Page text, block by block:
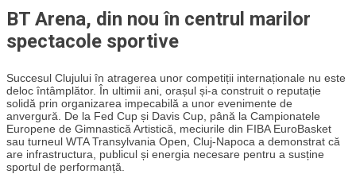
BT Arena, din nou în centrul marilor
spectacole sportive
Succesul Clujului în atragerea unor competiții internaționale nu este
deloc întâmplător. În ultimii ani, orașul și-a construit o reputație
solidă prin organizarea impecabilă a unor evenimente de
anvergură. De la Fed Cup și Davis Cup, până la Campionatele
Europene de Gimnastică Artistică, meciurile din FIBA EuroBasket
sau turneul WTA Transylvania Open, Cluj-Napoca a demonstrat că
are infrastructura, publicul și energia necesare pentru a susține
sportul de performanță.